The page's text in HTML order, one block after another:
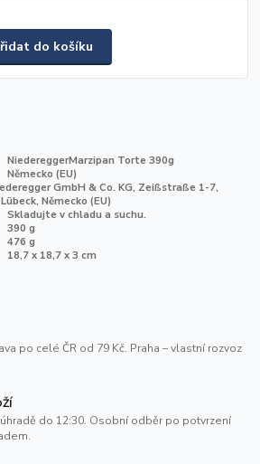
do košíku
NiedereggerMarzipan Torte 390g
Německo (EU)
GmbH & Co. KG, Zeißstraße 1-7,
Německo (EU)
Skladujte v chladu a suchu.
390 g
476 g
18,7 x 18,7 x 3 cm
po celé ČR od 79 Kč. Praha – vlastní rozvoz
do 12:30. Osobní odběr po potvrzení